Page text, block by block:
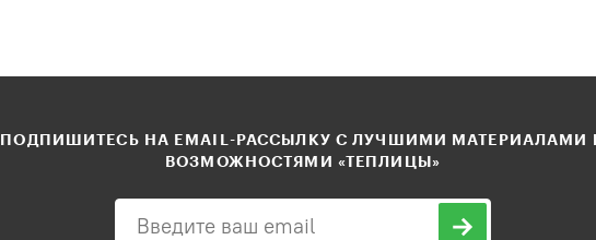
ПОДПИШИТЕСЬ НА EMAIL-РАССЫЛКУ С ЛУЧШИМИ МАТЕРИАЛАМИ
ВОЗМОЖНОСТЯМИ «ТЕПЛИЦЫ»